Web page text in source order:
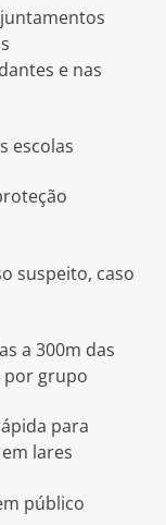
e nas
escolas
suspeito, caso
a 300m das
por grupo
para
lares
público